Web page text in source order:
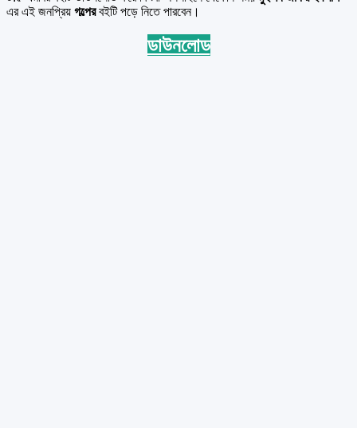
এর এই জনপ্রিয় গল্পেরবইটি পড়ে নিতে পারবেন।
ডাউনলোড